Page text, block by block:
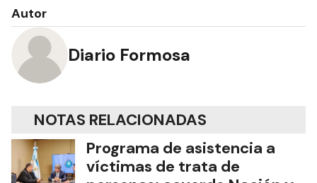
Autor
Diario Formosa
NOTAS RELACIONADAS
Programa de asistencia a
víctimas de trata de